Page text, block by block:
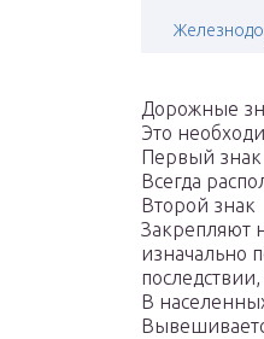
Дорожные
Это
Первый знак
Всегда
Второй знак
Закрепляют
изначально
В